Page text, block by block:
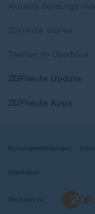
Nutzungsbedingungen
Impressum
Wechseln zu: